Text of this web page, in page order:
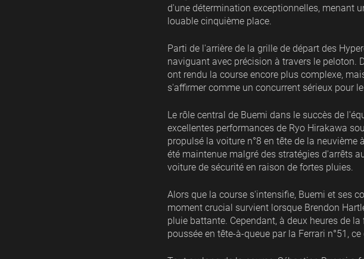
d'une détermination exceptionnelles, menant
louable cinquième place.
Parti de l'arrière de la grille de départ des
naviguant avec précision à travers le peloton.
ont rendu la course encore plus complexe,
s'affirmer comme un concurrent sérieux pour
Le rôle central de Buemi dans le succès de
excellentes performances de Ryo Hirakawa
propulsé la voiture n°8 en tête de la
été maintenue malgré des stratégies d'arrêts
voiture de sécurité en raison de fortes pluies.
Alors que la course s'intensifie, Buemi et ses
moment crucial survient lorsque Brendon
pluie battante. Cependant, à deux heures de
poussée en tête-à-queue par la Ferrari n°51,